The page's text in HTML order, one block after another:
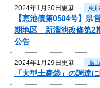
2024年1月30日更新 恵
【恵池債第0504号】
期地区 新溜池改修第2
公告
2024年1月29日更新 高
「大型土嚢袋」の調達